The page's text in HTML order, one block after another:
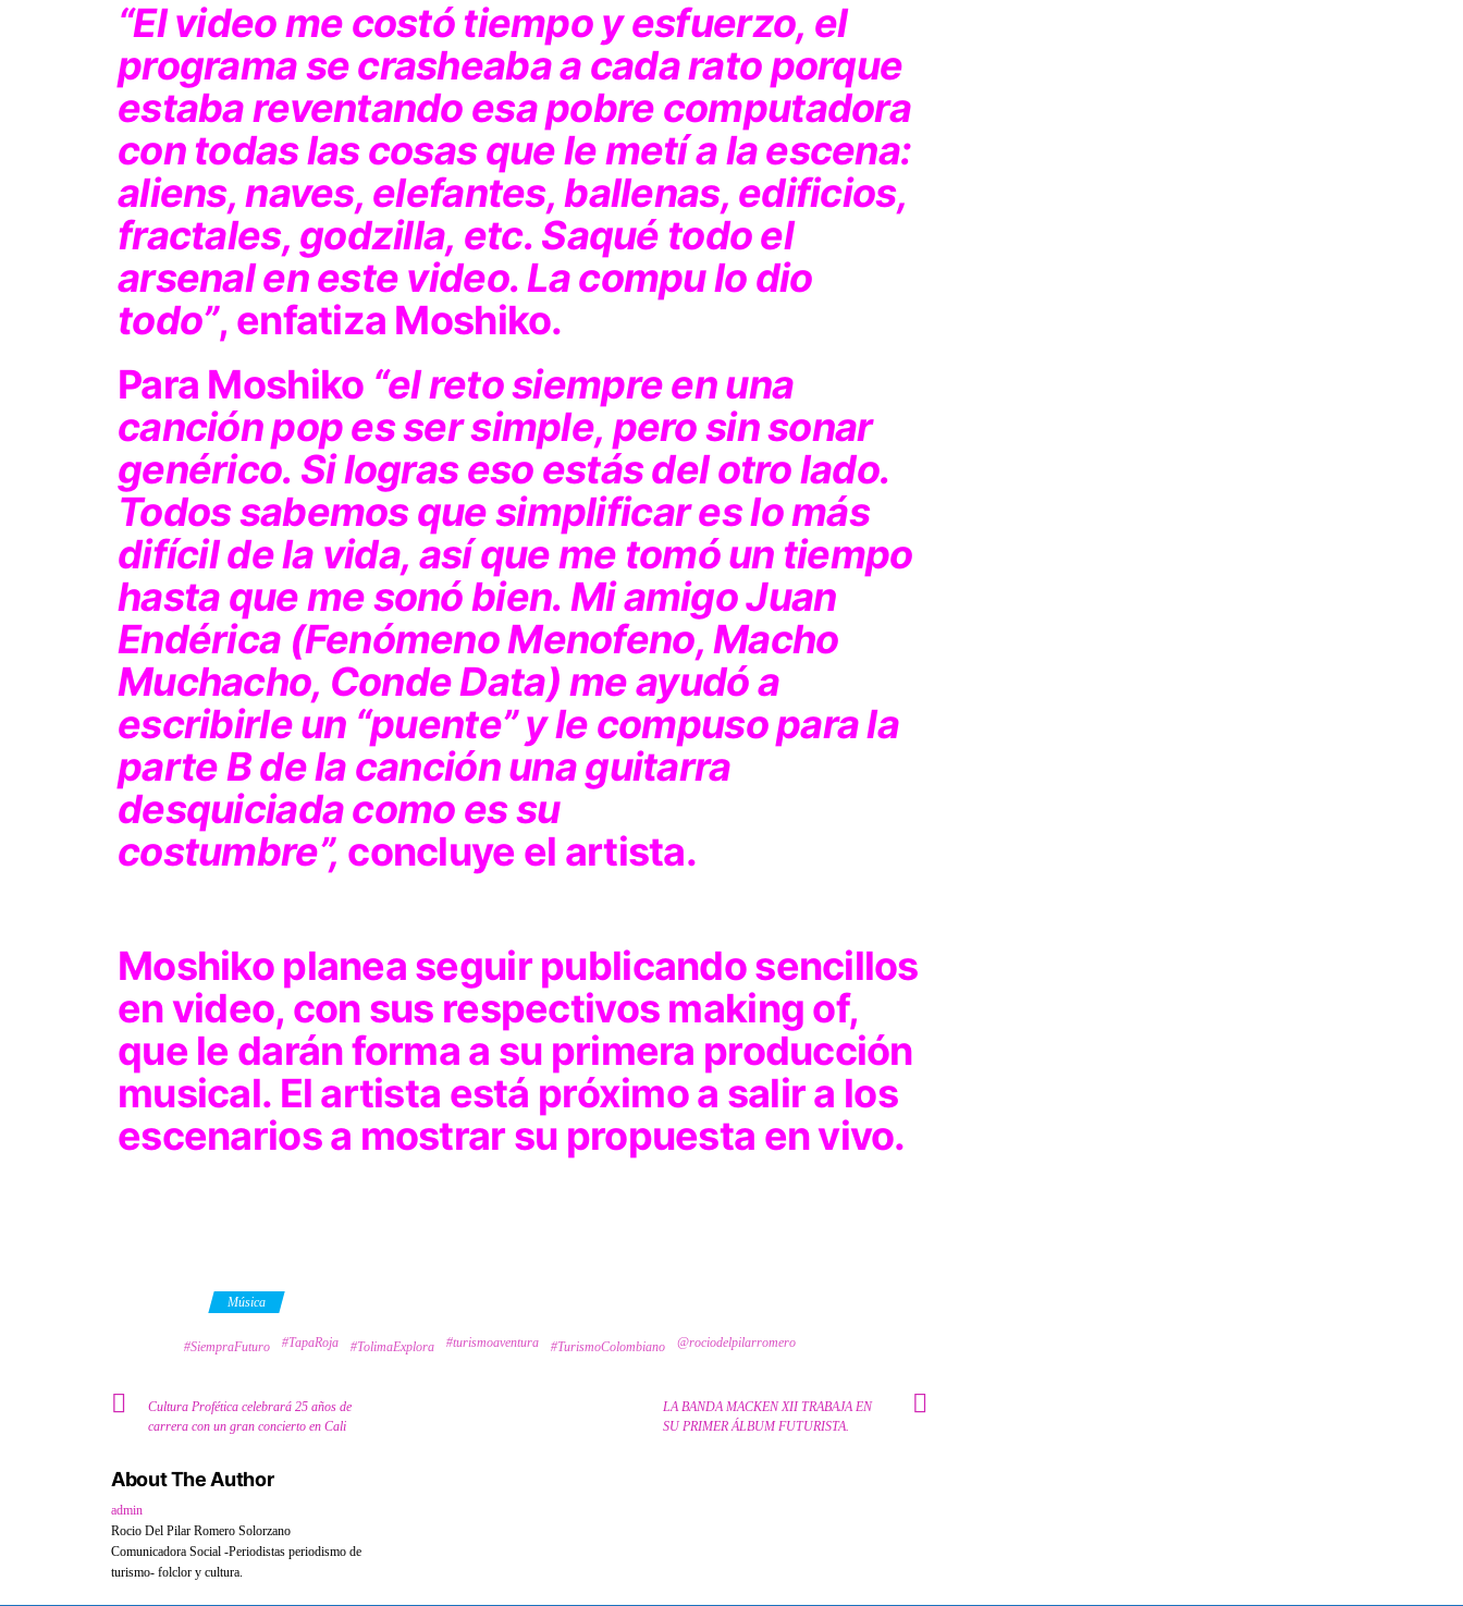
“El video me costó tiempo y esfuerzo, el
programa se crasheaba a cada rato porque
estaba reventando esa pobre computadora
con todas las cosas que le metí a la escena:
aliens, naves, elefantes, ballenas, edificios,
fractales, godzilla, etc. Saqué todo el
arsenal en este video. La compu lo dio
todo”, enfatiza Moshiko.
Para Moshiko “el reto siempre en una
canción pop es ser simple, pero sin sonar
genérico. Si logras eso estás del otro lado.
Todos sabemos que simplificar es lo más
difícil de la vida, así que me tomó un tiempo
hasta que me sonó bien. Mi amigo Juan
Endérica (Fenómeno Menofeno, Macho
Muchacho, Conde Data) me ayudó a
escribirle un “puente” y le compuso para la
parte B de la canción una guitarra
desquiciada como es su
costumbre”, concluye el artista.
Moshiko planea seguir publicando sencillos
en video, con sus respectivos making of,
que le darán forma a su primera producción
musical. El artista está próximo a salir a los
escenarios a mostrar su propuesta en vivo.
Música
#SiempraFuturo #TapaRoja #TolimaExplora #turismoaventura #TurismoColombiano @rociodelpilarromero
Cultura Profética celebrará 25 años de
carrera con un gran concierto en Cali
LA BANDA MACKEN XII TRABAJA EN
SU PRIMER ÁLBUM FUTURISTA.
About The Author
admin
Rocio Del Pilar Romero Solorzano
Comunicadora Social -Periodistas periodismo de
turismo- folclor y cultura.